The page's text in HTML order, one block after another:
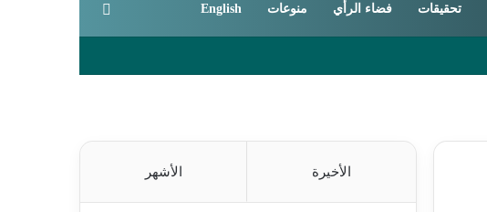
تحقيقات فضاء الرأي منوعات English
الأخيرة الأشهر